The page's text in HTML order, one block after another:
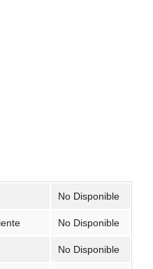
No Disponible
No Disponible
No Disponible